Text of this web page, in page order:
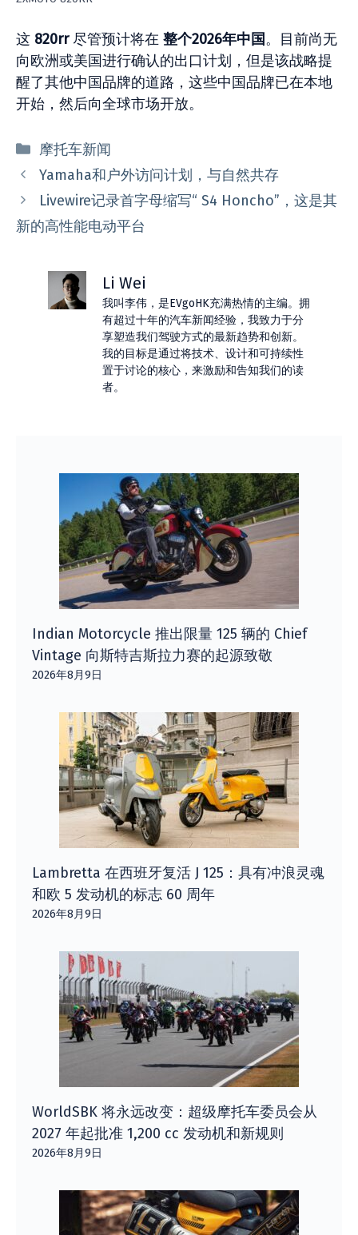
这 820rr尽管预计将在 整个2026年中国。目前尚无
向欧洲或美国进行确认的出口计划，但是该战略提
醒了其他中国品牌的道路，这些中国品牌已在本地
开始，然后向全球市场开放。
分
类
摩托车新闻
Yamaha和户外访问计划，与自然共存
Livewire记录首字母缩写“ S4 Honcho”，这是其
新的高性能电动平台
Li Wei
我叫李伟，是EVgoHK充满热情的主编。拥
有超过十年的汽车新闻经验，我致力于分
享塑造我们驾驶方式的最新趋势和创新。
我的目标是通过将技术、设计和可持续性
置于讨论的核心，来激励和告知我们的读
者。
Indian Motorcycle 推出限量 125 辆的 Chief
Vintage 向斯特吉斯拉力赛的起源致敬
2026年8月9日
Lambretta 在西班牙复活 J 125：具有冲浪灵魂
和欧 5 发动机的标志 60 周年
2026年8月9日
WorldSBK 将永远改变：超级摩托车委员会从
2027 年起批准 1,200 cc 发动机和新规则
2026年8月9日